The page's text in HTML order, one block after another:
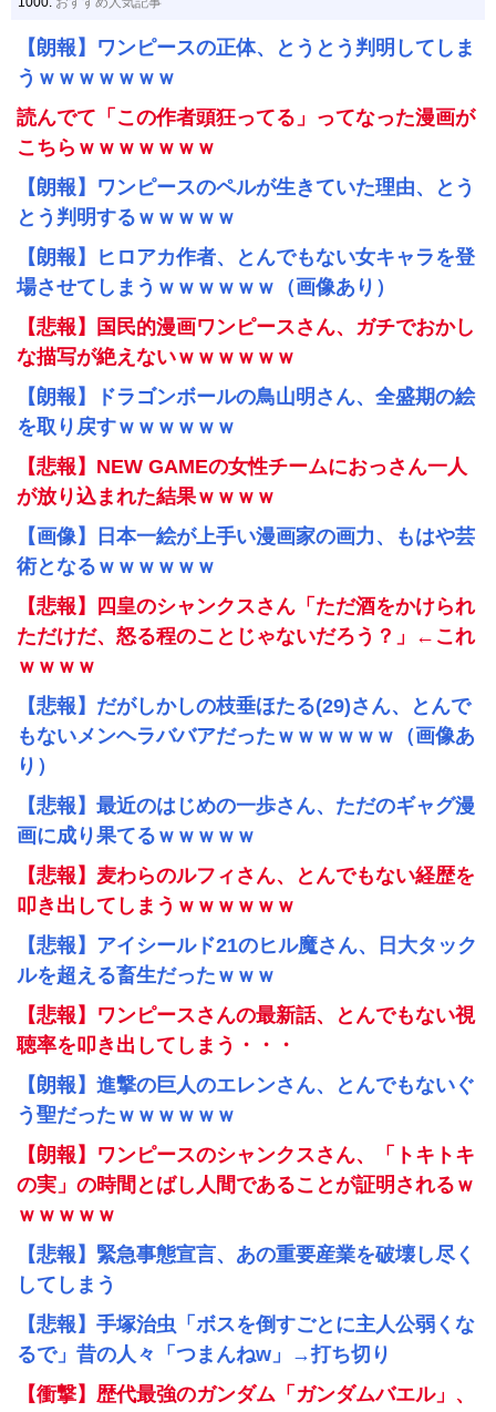
【朗報】ワンピースの正体、とうとう判明してしま
うｗｗｗｗｗｗｗ
読んでて「この作者頭狂ってる」ってなった漫画が
こちらｗｗｗｗｗｗｗ
【朗報】ワンピースのペルが生きていた理由、とう
とう判明するｗｗｗｗｗ
【朗報】ヒロアカ作者、とんでもない女キャラを登
場させてしまうｗｗｗｗｗｗ（画像あり）
【悲報】国民的漫画ワンピースさん、ガチでおかし
な描写が絶えないｗｗｗｗｗｗ
【朗報】ドラゴンボールの鳥山明さん、全盛期の絵
を取り戻すｗｗｗｗｗｗ
【悲報】NEW GAMEの女性チームにおっさん一人
が放り込まれた結果ｗｗｗｗ
【画像】日本一絵が上手い漫画家の画力、もはや芸
術となるｗｗｗｗｗｗ
【悲報】四皇のシャンクスさん「ただ酒をかけられ
ただけだ、怒る程のことじゃないだろう？」←これ
ｗｗｗｗ
【悲報】だがしかしの枝垂ほたる(29)さん、とんで
もないメンヘラババアだったｗｗｗｗｗｗ（画像あ
り）
【悲報】最近のはじめの一歩さん、ただのギャグ漫
画に成り果てるｗｗｗｗｗ
【悲報】麦わらのルフィさん、とんでもない経歴を
叩き出してしまうｗｗｗｗｗｗ
【悲報】アイシールド21のヒル魔さん、日大タック
ルを超える畜生だったｗｗｗ
【悲報】ワンピースさんの最新話、とんでもない視
聴率を叩き出してしまう・・・
【朗報】進撃の巨人のエレンさん、とんでもないぐ
う聖だったｗｗｗｗｗｗ
【朗報】ワンピースのシャンクスさん、「トキトキ
の実」の時間とばし人間であることが証明されるｗ
ｗｗｗｗｗ
【悲報】緊急事態宣言、あの重要産業を破壊し尽く
してしまう
【悲報】手塚治虫「ボスを倒すごとに主人公弱くな
るで」昔の人々「つまんねw」→打ち切り
【衝撃】歴代最強のガンダム「ガンダムバエル」、